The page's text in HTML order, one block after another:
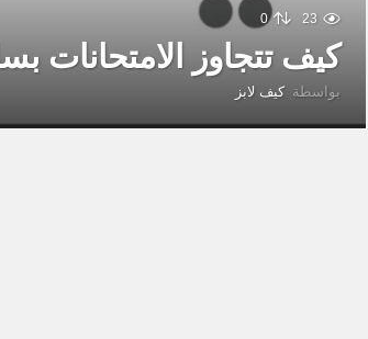
23
0
كيف تتجاوز الامتحانات
بواسطة كيف لابز